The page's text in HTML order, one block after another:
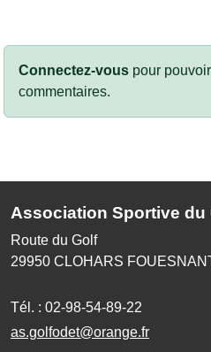
Connectez-vous pour
commentaires.
Association Sportive du
Route du Golf
29950 CLOHARS
Tél. : 02-98-54-89-22
as.golfodet@orange.fr